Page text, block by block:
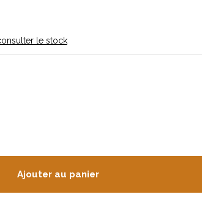
le stock
Ajouter au panier